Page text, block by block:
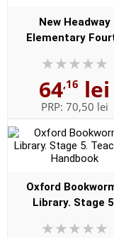
New Headway
Elementary
Audio CD without
64,16 lei
PRP: 70,50 lei
Oxford
Library. Stage